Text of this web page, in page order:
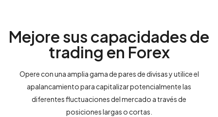
Mejore sus capacidades de
trading en Forex
Opere con una amplia gama de pares de divisas y utilice el
apalancamiento para capitalizar potencialmente las
diferentes fluctuaciones del mercado a través de
posiciones largas o cortas.